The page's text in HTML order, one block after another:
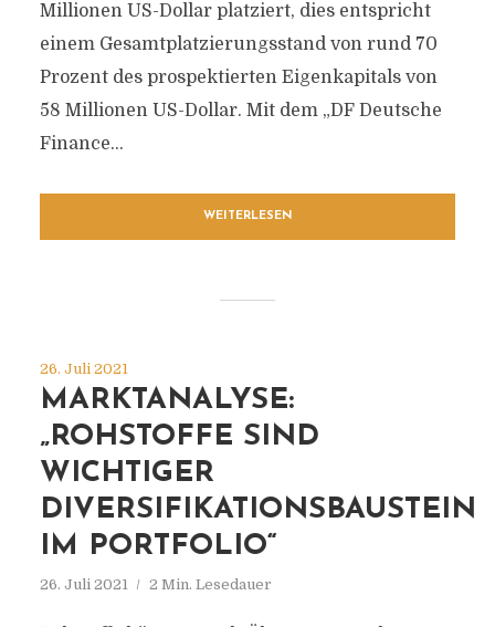
Millionen US-Dollar platziert, dies entspricht
einem Gesamtplatzierungsstand von rund 70
Prozent des prospektierten Eigenkapitals von
58 Millionen US-Dollar. Mit dem „DF Deutsche
Finance...
WEITERLESEN
26. Juli 2021
MARKTANALYSE:
„ROHSTOFFE SIND
WICHTIGER
DIVERSIFIKATIONSBAUSTEIN
IM PORTFOLIO“
26. Juli 2021 2 Min. Lesedauer